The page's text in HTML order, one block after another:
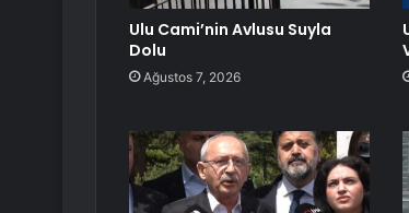
Ulu Cami’nin Avlusu Suyla
Dolu
Ağustos 7, 2026